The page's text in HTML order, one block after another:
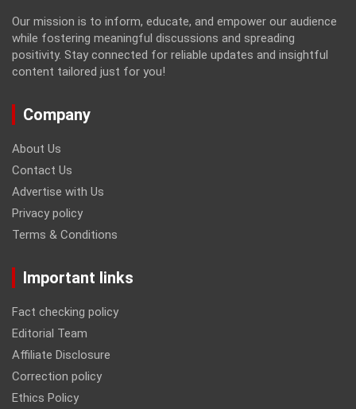
Our mission is to inform, educate, and empower our audience
while fostering meaningful discussions and spreading
positivity. Stay connected for reliable updates and insightful
content tailored just for you!
Company
About Us
Contact Us
Advertise with Us
Privacy policy
Terms & Conditions
Important links
Fact checking policy
Editorial Team
Affiliate Disclosure
Correction policy
Ethics Policy